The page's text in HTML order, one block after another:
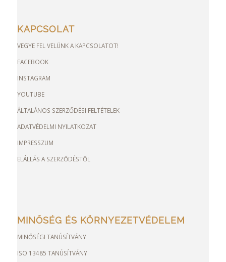
KAPCSOLAT
VEGYE FEL VELÜNK A KAPCSOLATOT!
FACEBOOK
INSTAGRAM
YOUTUBE
ÁLTALÁNOS SZERZŐDÉSI FELTÉTELEK
ADATVÉDELMI NYILATKOZAT
IMPRESSZUM
ELÁLLÁS A SZERZŐDÉSTŐL
MINŐSÉG ÉS KÖRNYEZETVÉDELEM
MINŐSÉGI TANÚSÍTVÁNY
ISO 13485 TANÚSÍTVÁNY